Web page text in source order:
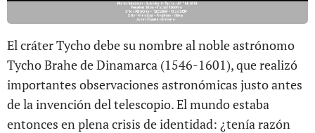
El cráter Tycho debe su nombre al noble astrónomo
Tycho Brahe de Dinamarca (1546-1601), que realizó
importantes observaciones astronómicas justo antes
de la invención del telescopio. El mundo estaba
entonces en plena crisis de identidad: ¿tenía razón